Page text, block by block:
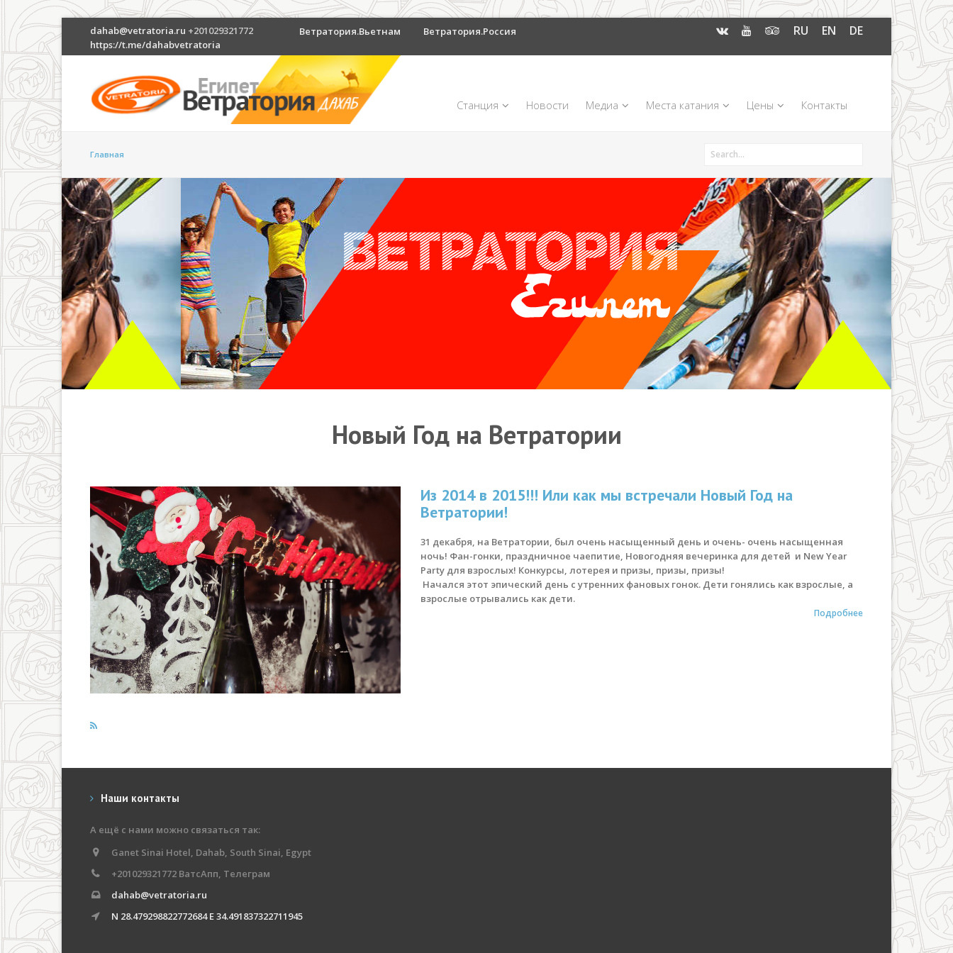
dahab@vetratoria.ru +201029321772
https://t.me/dahabvetratoria
Ветратория.Вьетнам Ветратория.Россия RU EN DE
Станция Новости Медиа Места катания Цены Контакты
Главная
Новый Год на Ветратории
Из 2014 в 2015!!! Или как мы встречали Новый Год на
Ветратории!
31 декабря, на Ветратории, был очень насыщенный день и очень- очень насыщенная
ночь! Фан-гонки, праздничное чаепитие, Новогодняя вечеринка для детей и New Year
Party для взрослых! Конкурсы, лотерея и призы, призы, призы!
Начался этот эпический день с утренних фановых гонок. Дети гонялись как взрослые, а
взрослые отрывались как дети.
Подробнее
Наши контакты
А ещё с нами можно связаться так:
Ganet Sinai Hotel, Dahab, South Sinai, Egypt
+201029321772 ВатсАпп, Телеграм
dahab@vetratoria.ru
N 28.479298822772684 E 34.491837322711945